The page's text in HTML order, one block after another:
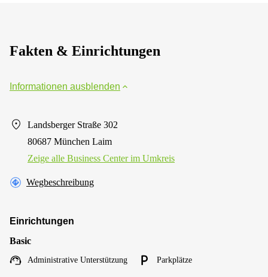
Fakten & Einrichtungen
Informationen ausblenden
Landsberger Straße 302
80687 München Laim
Zeige alle Business Center im Umkreis
Wegbeschreibung
Einrichtungen
Basic
Administrative Unterstützung Parkplätze